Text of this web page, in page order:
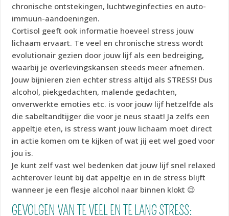
chronische ontstekingen, luchtweginfecties en auto-
immuun-aandoeningen.
Cortisol geeft ook informatie hoeveel stress jouw
lichaam ervaart. Te veel en chronische stress wordt
evolutionair gezien door jouw lijf als een bedreiging,
waarbij je overlevingskansen steeds meer afnemen.
Jouw bijnieren zien echter stress altijd als STRESS! Dus
alcohol, piekgedachten, malende gedachten,
onverwerkte emoties etc. is voor jouw lijf hetzelfde als
die sabeltandtijger die voor je neus staat! Ja zelfs een
appeltje eten, is stress want jouw lichaam moet direct
in actie komen om te kijken of wat jij eet wel goed voor
jou is.
Je kunt zelf vast wel bedenken dat jouw lijf snel relaxed
achterover leunt bij dat appeltje en in de stress blijft
wanneer je een flesje alcohol naar binnen klokt 😉
GEVOLGEN VAN TE VEEL EN TE LANG STRESS: